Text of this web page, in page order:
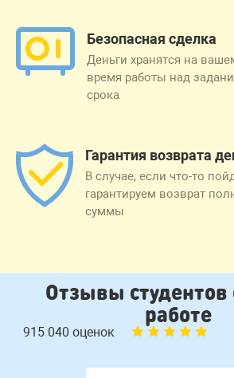
Безопасная сделка
Деньги хранятся на
время работы над
срока
Гарантия возврата
В случае, если что-то
гарантируем возврат
суммы
Отзывы
работе
915 040 оценок